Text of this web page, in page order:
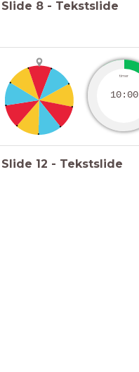
Slide 8 - Tekstslide
timer
10:00
Slide 12 - Tekstslide